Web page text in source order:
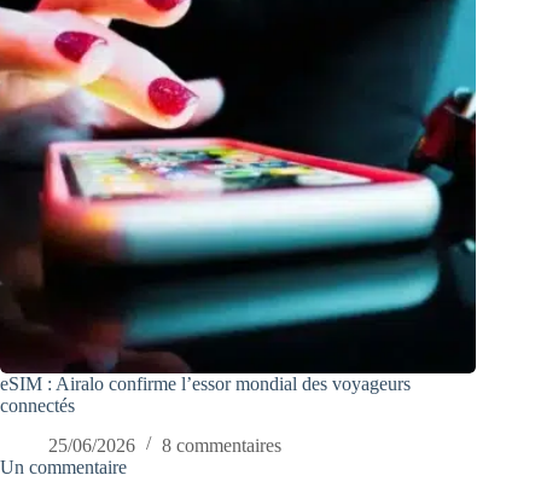
eSIM : Airalo confirme l’essor mondial des voyageurs
connectés
25/06/2026
8 commentaires
Un commentaire